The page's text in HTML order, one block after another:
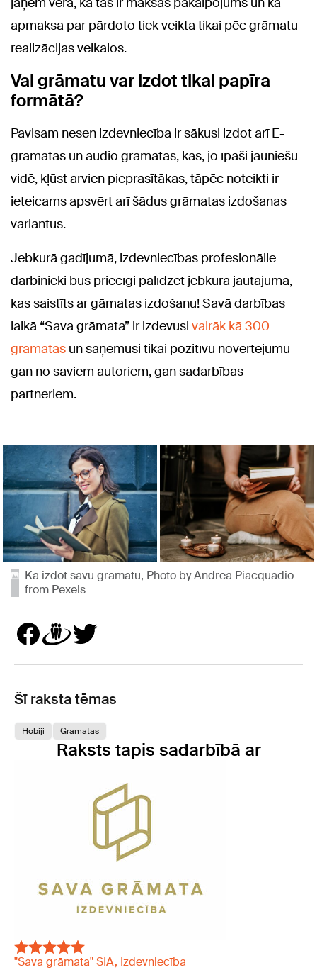
apmaksa par pārdoto tiek veikta tikai pēc grāmatu
realizācijas veikalos.
Vai grāmatu var izdot tikai papīra
formātā?
Pavisam nesen izdevniecība ir sākusi izdot arī E-
grāmatas un audio grāmatas, kas, jo īpaši jauniešu
vidē, kļūst arvien pieprasītākas, tāpēc noteikti ir
ieteicams apsvērt arī šādus grāmatas izdošanas
variantus.
Jebkurā gadījumā, izdevniecības profesionālie
darbinieki būs priecīgi palīdzēt jebkurā jautājumā,
kas saistīts ar gāmatas izdošanu! Savā darbības
laikā “Sava grāmata” ir izdevusi vairāk kā 300
grāmatas un saņēmusi tikai pozitīvu novērtējumu
gan no saviem autoriem, gan sadarbības
partneriem.
Kā izdot savu grāmatu, Photo by Andrea Piacquadio
from Pexels
Šī raksta tēmas
Hobiji Grāmatas
Raksts tapis sadarbībā ar
"Sava grāmata" SIA, Izdevniecība